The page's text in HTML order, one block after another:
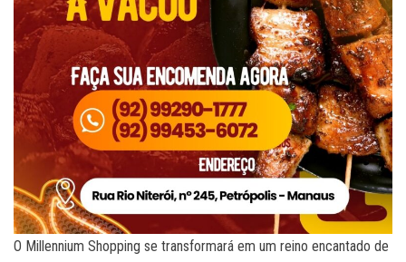
O Millennium Shopping se transformará em um reino encantado de